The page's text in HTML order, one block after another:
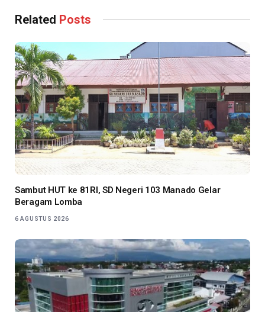
Related Posts
Sambut HUT ke 81RI, SD Negeri 103 Manado Gelar
Beragam Lomba
6 AGUSTUS 2026